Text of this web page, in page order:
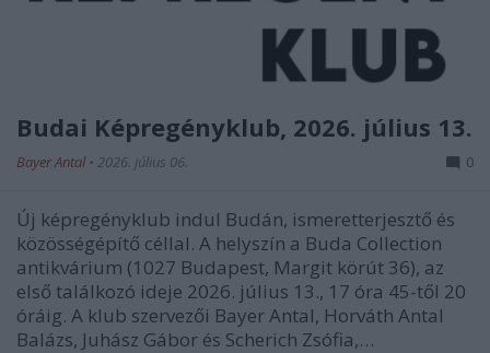
Budai Képregényklub, 2026. július 13.
Bayer Antal • 2026. július 06. 0
Új képregényklub indul Budán, ismeretterjesztő és
közösségépítő céllal. A helyszín a Buda Collection
antikvárium (1027 Budapest, Margit körút 36), az
első találkozó ideje 2026. július 13., 17 óra 45-től 20
óráig. A klub szervezői Bayer Antal, Horváth Antal
Balázs, Juhász Gábor és Scherich Zsófia,…